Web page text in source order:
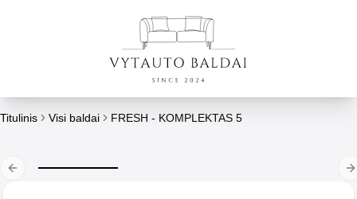
Titulinis Visi baldai FRESH - KOMPLEKTAS 5
Previous slide